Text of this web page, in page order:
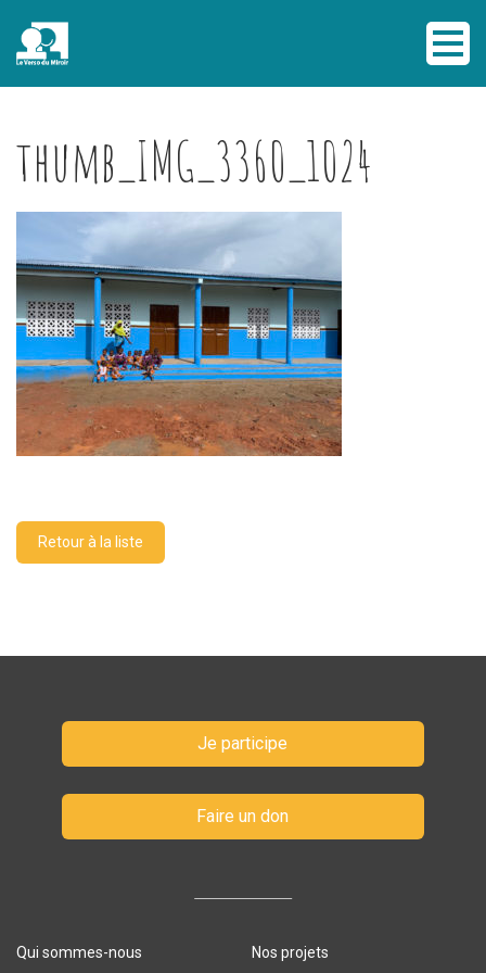
thumb_IMG_3360_1024
Retour à la liste
Je participe
Faire un don
Qui sommes-nous Nos projets